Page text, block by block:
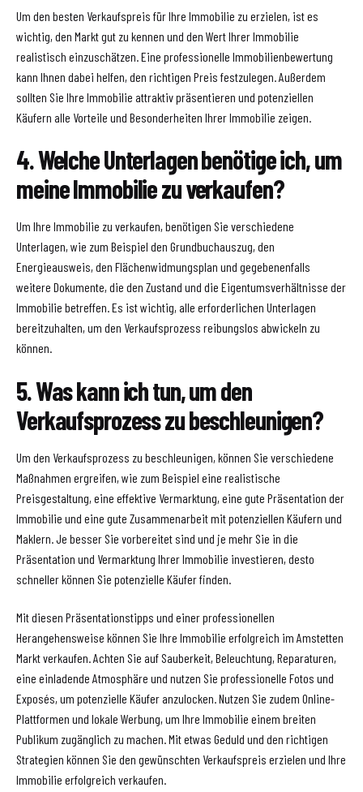
Um den besten Verkaufspreis für Ihre Immobilie zu erzielen, ist es
wichtig, den Markt gut zu kennen und den Wert Ihrer Immobilie
realistisch einzuschätzen. Eine professionelle Immobilienbewertung
kann Ihnen dabei helfen, den richtigen Preis festzulegen. Außerdem
sollten Sie Ihre Immobilie attraktiv präsentieren und potenziellen
Käufern alle Vorteile und Besonderheiten Ihrer Immobilie zeigen.
4. Welche Unterlagen benötige ich, um
meine Immobilie zu verkaufen?
Um Ihre Immobilie zu verkaufen, benötigen Sie verschiedene
Unterlagen, wie zum Beispiel den Grundbuchauszug, den
Energieausweis, den Flächenwidmungsplan und gegebenenfalls
weitere Dokumente, die den Zustand und die Eigentumsverhältnisse der
Immobilie betreffen. Es ist wichtig, alle erforderlichen Unterlagen
bereitzuhalten, um den Verkaufsprozess reibungslos abwickeln zu
können.
5. Was kann ich tun, um den
Verkaufsprozess zu beschleunigen?
Um den Verkaufsprozess zu beschleunigen, können Sie verschiedene
Maßnahmen ergreifen, wie zum Beispiel eine realistische
Preisgestaltung, eine effektive Vermarktung, eine gute Präsentation der
Immobilie und eine gute Zusammenarbeit mit potenziellen Käufern und
Maklern. Je besser Sie vorbereitet sind und je mehr Sie in die
Präsentation und Vermarktung Ihrer Immobilie investieren, desto
schneller können Sie potenzielle Käufer finden.
Mit diesen Präsentationstipps und einer professionellen
Herangehensweise können Sie Ihre Immobilie erfolgreich im Amstetten
Markt verkaufen. Achten Sie auf Sauberkeit, Beleuchtung, Reparaturen,
eine einladende Atmosphäre und nutzen Sie professionelle Fotos und
Exposés, um potenzielle Käufer anzulocken. Nutzen Sie zudem Online-
Plattformen und lokale Werbung, um Ihre Immobilie einem breiten
Publikum zugänglich zu machen. Mit etwas Geduld und den richtigen
Strategien können Sie den gewünschten Verkaufspreis erzielen und Ihre
Immobilie erfolgreich verkaufen.